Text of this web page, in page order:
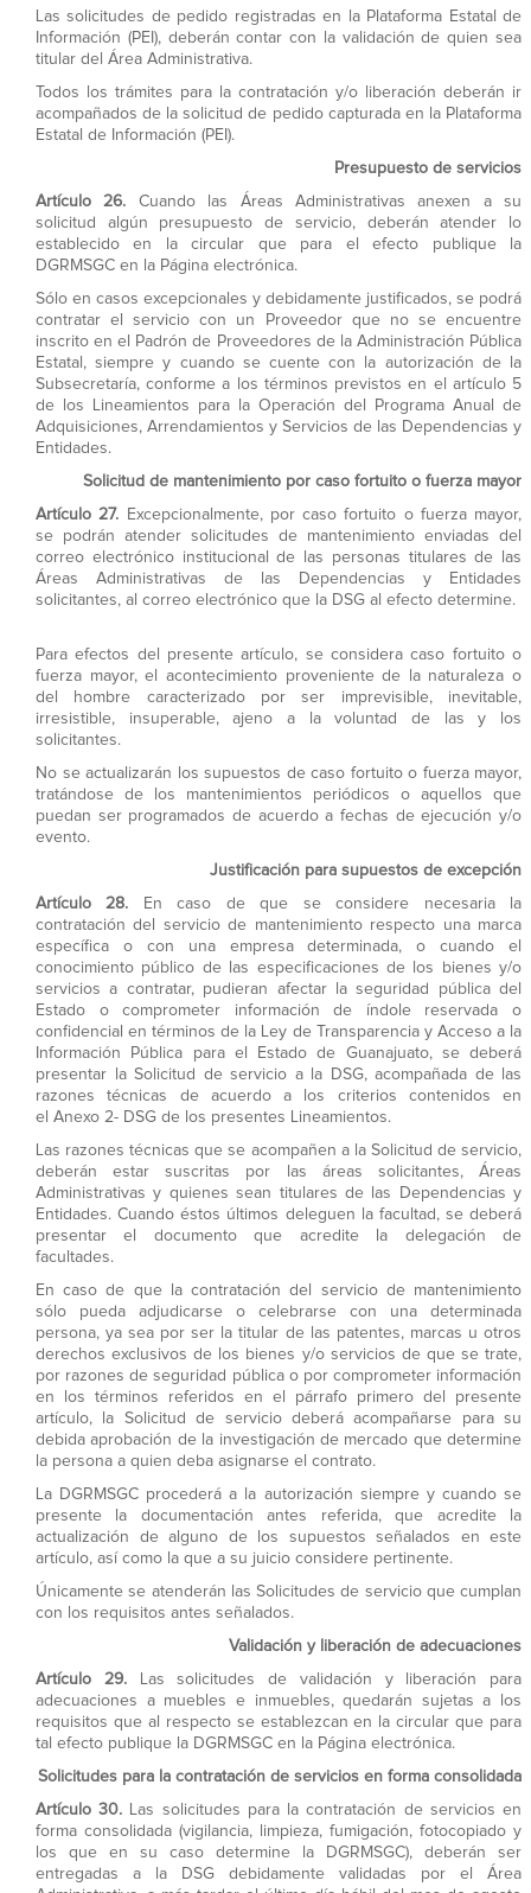
Las solicitudes de pedido registradas en la Plataforma Estatal de
Información (PEI), deberán contar con la validación de quien sea
titular del Área Administrativa.
Todos los trámites para la contratación y/o liberación deberán ir
acompañados de la solicitud de pedido capturada en la Plataforma
Estatal de Información (PEI).
Presupuesto de servicios
Artículo 26. Cuando las Áreas Administrativas anexen a su
solicitud algún presupuesto de servicio, deberán atender lo
establecido en la circular que para el efecto publique la
DGRMSGC en la Página electrónica.
Sólo en casos excepcionales y debidamente justificados, se podrá
contratar el servicio con un Proveedor que no se encuentre
inscrito en el Padrón de Proveedores de la Administración Pública
Estatal, siempre y cuando se cuente con la autorización de la
Subsecretaría, conforme a los términos previstos en el artículo 5
de los Lineamientos para la Operación del Programa Anual de
Adquisiciones, Arrendamientos y Servicios de las Dependencias y
Entidades.
Solicitud de mantenimiento por caso fortuito o fuerza mayor
Artículo 27. Excepcionalmente, por caso fortuito o fuerza mayor,
se podrán atender solicitudes de mantenimiento enviadas del
correo electrónico institucional de las personas titulares de las
Áreas Administrativas de las Dependencias y Entidades
solicitantes, al correo electrónico que la DSG al efecto determine.
Para efectos del presente artículo, se considera caso fortuito o
fuerza mayor, el acontecimiento proveniente de la naturaleza o
del hombre caracterizado por ser imprevisible, inevitable,
irresistible, insuperable, ajeno a la voluntad de las y los
solicitantes.
No se actualizarán los supuestos de caso fortuito o fuerza mayor,
tratándose de los mantenimientos periódicos o aquellos que
puedan ser programados de acuerdo a fechas de ejecución y/o
evento.
Justificación para supuestos de excepción
Artículo 28. En caso de que se considere necesaria la
contratación del servicio de mantenimiento respecto una marca
específica o con una empresa determinada, o cuando el
conocimiento público de las especificaciones de los bienes y/o
servicios a contratar, pudieran afectar la seguridad pública del
Estado o comprometer información de índole reservada o
confidencial en términos de la Ley de Transparencia y Acceso a la
Información Pública para el Estado de Guanajuato, se deberá
presentar la Solicitud de servicio a la DSG, acompañada de las
razones técnicas de acuerdo a los criterios contenidos en
el Anexo 2- DSG de los presentes Lineamientos.
Las razones técnicas que se acompañen a la Solicitud de servicio,
deberán estar suscritas por las áreas solicitantes, Áreas
Administrativas y quienes sean titulares de las Dependencias y
Entidades. Cuando éstos últimos deleguen la facultad, se deberá
presentar el documento que acredite la delegación de
facultades.
En caso de que la contratación del servicio de mantenimiento
sólo pueda adjudicarse o celebrarse con una determinada
persona, ya sea por ser la titular de las patentes, marcas u otros
derechos exclusivos de los bienes y/o servicios de que se trate,
por razones de seguridad pública o por comprometer información
en los términos referidos en el párrafo primero del presente
artículo, la Solicitud de servicio deberá acompañarse para su
debida aprobación de la investigación de mercado que determine
la persona a quien deba asignarse el contrato.
La DGRMSGC procederá a la autorización siempre y cuando se
presente la documentación antes referida, que acredite la
actualización de alguno de los supuestos señalados en este
artículo, así como la que a su juicio considere pertinente.
Únicamente se atenderán las Solicitudes de servicio que cumplan
con los requisitos antes señalados.
Validación y liberación de adecuaciones
Artículo 29.Las solicitudes de validación y liberación para
adecuaciones a muebles e inmuebles, quedarán sujetas a los
requisitos que al respecto se establezcan en la circular que para
tal efecto publique la DGRMSGC en la Página electrónica.
Solicitudes para la contratación de servicios en forma consolidada
Artículo 30. Las solicitudes para la contratación de servicios en
forma consolidada (vigilancia, limpieza, fumigación, fotocopiado y
los que en su caso determine la DGRMSGC), deberán ser
entregadas a la DSG debidamente validadas por el Área